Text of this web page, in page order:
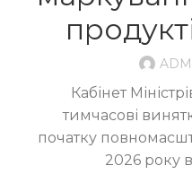
Кабінет
тимчасові
початку
2026 року